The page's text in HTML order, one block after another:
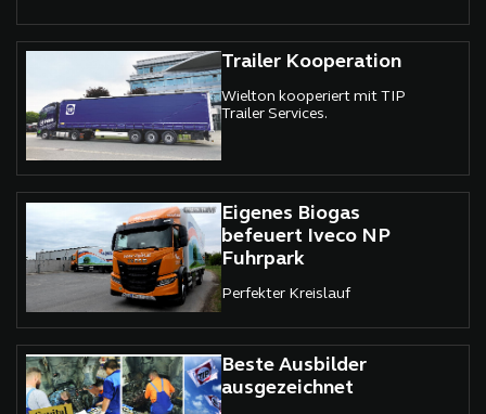
Trailer Kooperation
Wielton kooperiert mit TIP
Trailer Services.
Eigenes Biogas
befeuert Iveco NP
Fuhrpark
Perfekter Kreislauf
Beste Ausbilder
ausgezeichnet